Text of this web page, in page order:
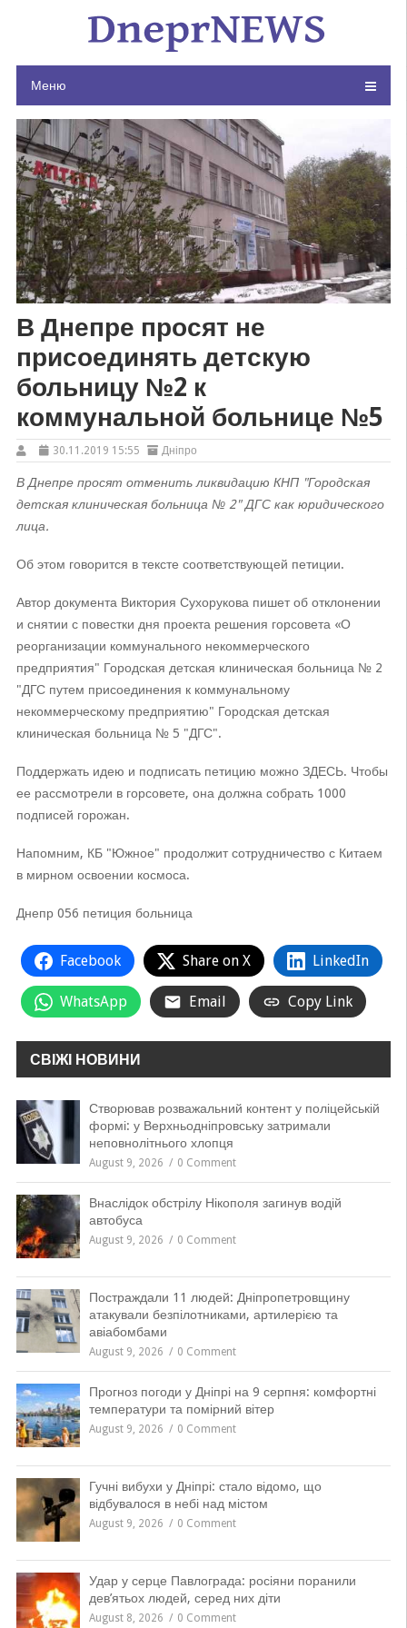
Меню
В Днепре просят не
присоединять детскую
больницу №2 к
коммунальной больнице №5
30.11.2019 15:55 Дніпро
В Днепре просят отменить ликвидацию КНП "Городская
детская клиническая больница № 2" ДГС как юридического
лица.
Об этом говорится в тексте соответствующей петиции.
Автор документа Виктория Сухорукова пишет об отклонении
и снятии с повестки дня проекта решения горсовета «О
реорганизации коммунального некоммерческого
предприятия" Городская детская клиническая больница № 2
"ДГС путем присоединения к коммунальному
некоммерческому предприятию" Городская детская
клиническая больница № 5 "ДГС".
Поддержать идею и подписать петицию можно ЗДЕСЬ. Чтобы
ее рассмотрели в горсовете, она должна собрать 1000
подписей горожан.
Напомним, КБ "Южное" продолжит сотрудничество с Китаем
в мирном освоении космоса.
Днепр 056 петиция больница
Facebook Share on X LinkedIn
WhatsApp Email Copy Link
СВІЖІ НОВИНИ
Створював розважальний контент у поліцейській
формі: у Верхньодніпровську затримали
неповнолітнього хлопця
August 9, 2026 0 Comment
Внаслідок обстрілу Нікополя загинув водій
автобуса
August 9, 2026 0 Comment
Постраждали 11 людей: Дніпропетровщину
атакували безпілотниками, артилерією та
авіабомбами
August 9, 2026 0 Comment
Прогноз погоди у Дніпрі на 9 серпня: комфортні
температури та помірний вітер
August 9, 2026 0 Comment
Гучні вибухи у Дніпрі: стало відомо, що
відбувалося в небі над містом
August 9, 2026 0 Comment
Удар у серце Павлограда: росіяни поранили
дев’ятьох людей, серед них діти
August 8, 2026 0 Comment